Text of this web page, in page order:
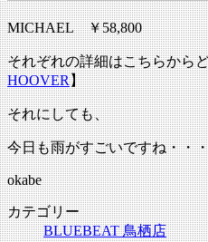
MICHAEL ￥58,800
それぞれの詳細はこちらから
HOOVER】
それにしても、
今日も雨がすごいですね・・・
okabe
カテゴリー
BLUEBEAT 鳥栖店